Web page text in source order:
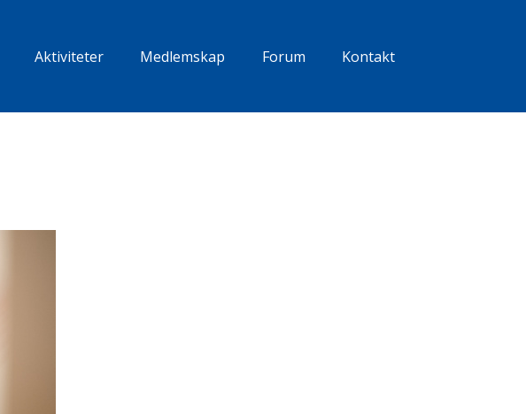
Aktiviteter Medlemskap Forum Kontakt